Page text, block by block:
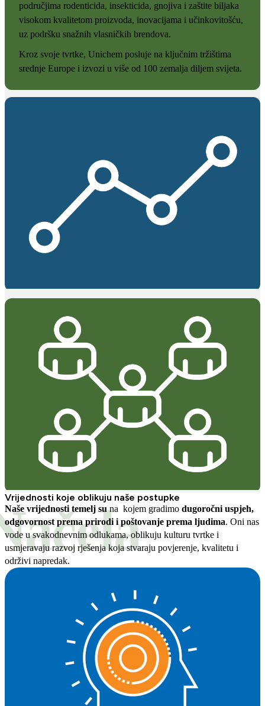
područjima rodenticida, insekticida, gnojiva i zaštite biljaka
visokom kvalitetom proizvoda, inovacijama i učinkovitošću,
uz podršku snažnih vlasničkih brendova.
Kroz svoje tvrtke, Unichem posluje na ključnim tržištima
srednje Europe i izvozi u više od 100 zemalja diljem svijeta.
Vrijednosti koje oblikuju naše postupke
Naše vrijednosti temelj suna kojem gradimo dugoročni uspjeh,
odgovornost prema prirodi i poštovanje prema ljudima. Oni nas
vode u svakodnevnim odlukama, oblikuju kulturu tvrtke i
usmjeravaju razvoj rješenja koja stvaraju povjerenje, kvalitetu i
održivi napredak.